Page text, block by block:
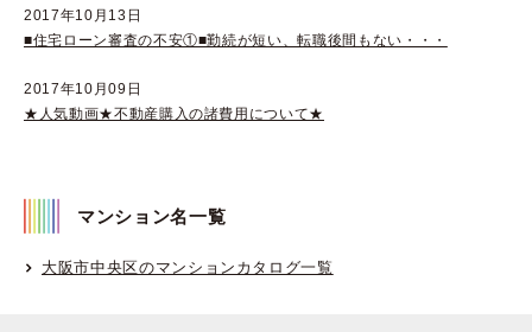
2017年10月13日
■住宅ローン審査の不安①■勤続が短い、転職後間もない・・・
2017年10月09日
★人気動画★不動産購入の諸費用について★
マンション名一覧
大阪市中央区のマンションカタログ一覧